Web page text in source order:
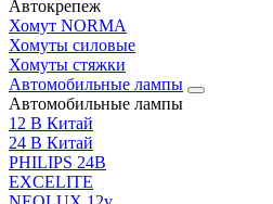
Автокрепеж
Хомут NORMA
Хомуты силовые
Хомуты стяжки
Автомобильные лампы
Автомобильные лампы
12 В Китай
24 В Китай
PHILIPS 24В
EXCELITE